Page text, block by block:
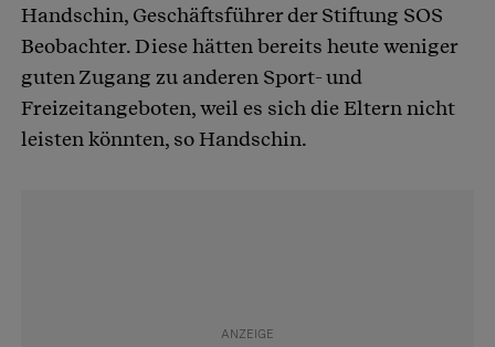
Handschin, Geschäftsführer der Stiftung SOS
Beobachter. Diese hätten bereits heute weniger
guten Zugang zu anderen Sport- und
Freizeitangeboten, weil es sich die Eltern nicht
leisten könnten, so Handschin.